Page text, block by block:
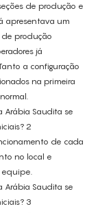
de produção e
apresentava um
de produção
já
a configuração
na primeira
de cada
no local e
equipe.